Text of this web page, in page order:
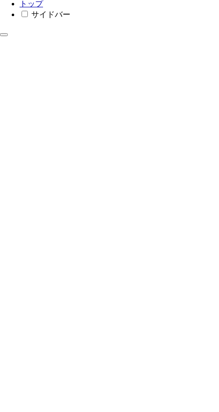
トップ
サイドバー